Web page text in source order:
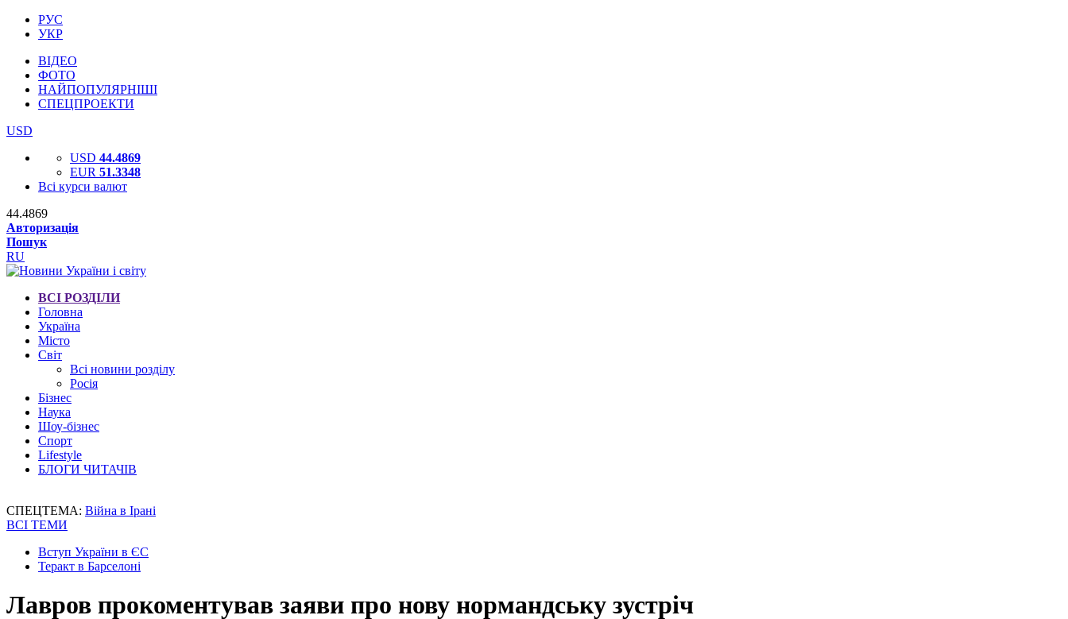
РУС
УКР
ВІДЕО
ФОТО
НАЙПОПУЛЯРНІШІ
СПЕЦПРОЕКТИ
USD
USD 44.4869
EUR 51.3348
Всі курси валют
44.4869
Авторизація
Пошук
RU
ВСІ РОЗДІЛИ
Головна
Україна
Місто
Світ
Всі новини розділу
Росія
Бізнес
Наука
Шоу-бізнес
Спорт
Lifestyle
БЛОГИ ЧИТАЧІВ
СПЕЦТЕМА: Війна в Ірані
ВСІ ТЕМИ
Вступ України в ЄС
Теракт в Барселоні
Лавров прокоментував заяви про нову нормандську зустріч